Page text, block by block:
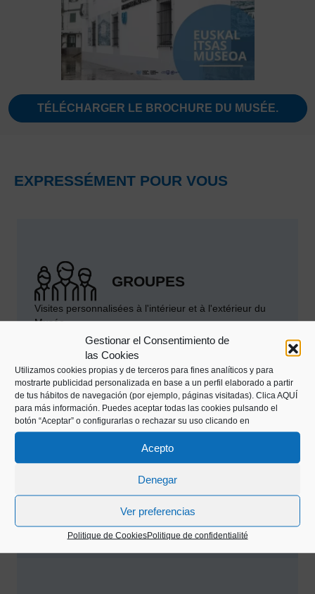
Gestionar el Consentimiento de
las Cookies
Utilizamos cookies propias y de terceros para fines analíticos y para
mostrarte publicidad personalizada en base a un perfil elaborado a partir
de tus hábitos de navegación (por ejemplo, páginas visitadas). Clica AQUÍ
para más información. Puedes aceptar todas las cookies pulsando el
botón “Aceptar” o configurarlas o rechazar su uso clicando en
Acepto
Denegar
Ver preferencias
Politique de CookiesPolitique de confidentialité
TÉLÉCHARGER LE BROCHURE DU MUSÉE.
EXPRESSÉMENT POUR VOUS
GROUPES
Visites personnalisées à l'intérieur et à l'extérieur du
Musée.
Activités, avantages et tarifs.
Plus d'informations
CHERCHEUR/SE
Étudiez, consultez et participez. Comptez sur notre
équipe pour mener à bien vos travaux.